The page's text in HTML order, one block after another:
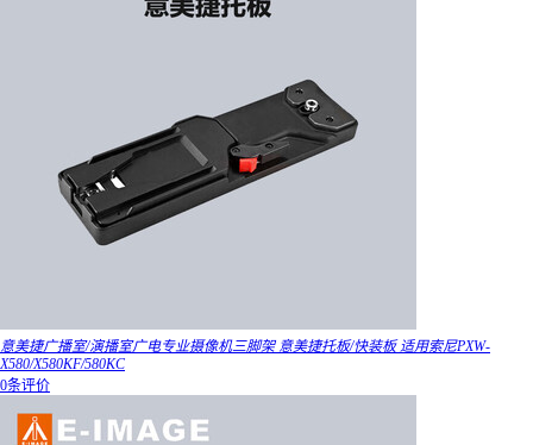
意美捷广播室/演播室广电专业摄像机三脚架 意美捷托板/快装板 适用索尼PXW-
X580/X580KF/580KC
0条评价